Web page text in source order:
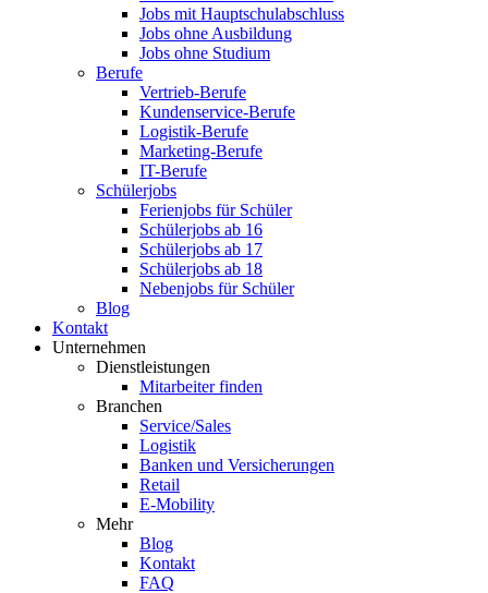
Jobs mit Hauptschulabschluss
Jobs ohne Ausbildung
Jobs ohne Studium
Berufe
Vertrieb-Berufe
Kundenservice-Berufe
Logistik-Berufe
Marketing-Berufe
IT-Berufe
Schülerjobs
Ferienjobs für Schüler
Schülerjobs ab 16
Schülerjobs ab 17
Schülerjobs ab 18
Nebenjobs für Schüler
Blog
Kontakt
Unternehmen
Dienstleistungen
Mitarbeiter finden
Branchen
Service/Sales
Logistik
Banken und Versicherungen
Retail
E-Mobility
Mehr
Blog
Kontakt
FAQ